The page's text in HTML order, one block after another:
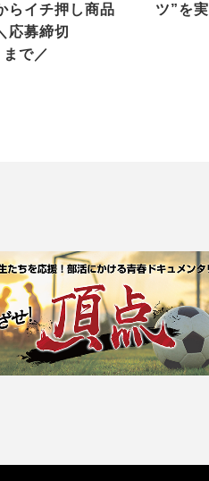
らイチ押し商品
応募締切
で／
ツ”を